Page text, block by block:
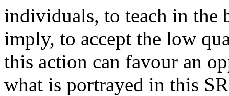
individuals, to teach in the
imply, to accept the low
this action can favour an
what is portrayed in this